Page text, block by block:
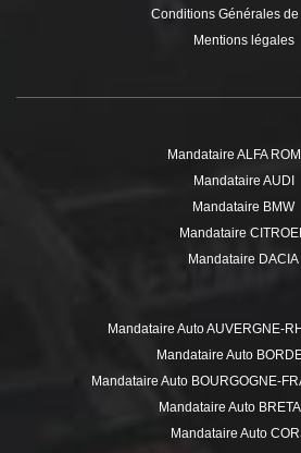
Conditions Générales de
Mentions légales
Mandataire ALFA
Mandataire AUDI
Mandataire BMW
Mandataire
Mandataire DACIA
Mandataire FORD
Mandataire
Mandataire ISUZU
Mandataire JEEP
Mandataire KIA
Mandataire Auto AUVERGNE-
Mandataire Auto
Mandataire Auto BOURGOGNE-
Mandataire Auto
Mandataire Auto